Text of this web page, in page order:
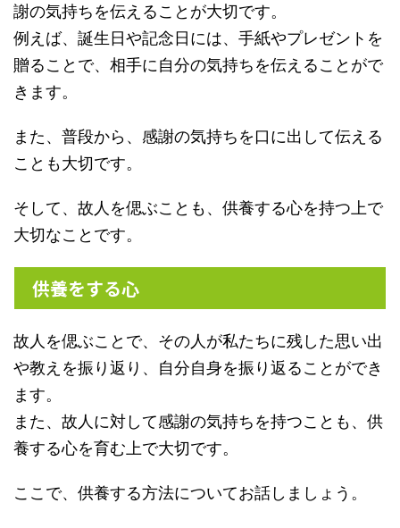
謝の気持ちを伝えることが大切です。
例えば、誕生日や記念日には、手紙やプレゼントを
贈ることで、相手に自分の気持ちを伝えることがで
きます。
また、普段から、感謝の気持ちを口に出して伝える
ことも大切です。
そして、故人を偲ぶことも、供養する心を持つ上で
大切なことです。
供養をする心
故人を偲ぶことで、その人が私たちに残した思い出
や教えを振り返り、自分自身を振り返ることができ
ます。
また、故人に対して感謝の気持ちを持つことも、供
養する心を育む上で大切です。
ここで、供養する方法についてお話しましょう。